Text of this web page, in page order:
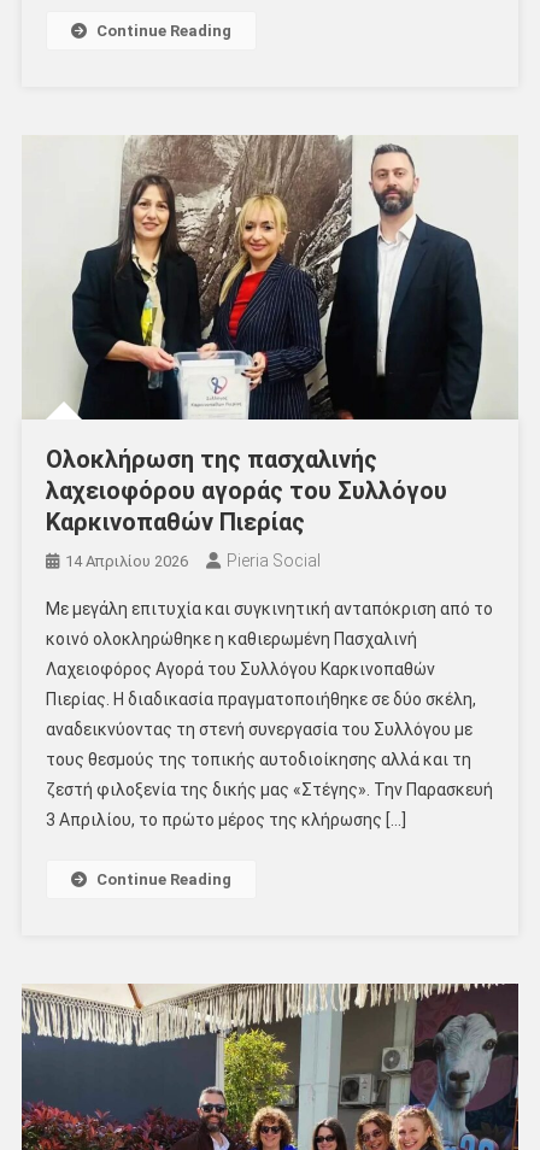
Continue Reading
Ολοκλήρωση της πασχαλινής
λαχειοφόρου αγοράς του Συλλόγου
Καρκινοπαθών Πιερίας
14 Απριλίου 2026 Pieria Social
Με μεγάλη επιτυχία και συγκινητική ανταπόκριση από το
κοινό ολοκληρώθηκε η καθιερωμένη Πασχαλινή
Λαχειοφόρος Αγορά του Συλλόγου Καρκινοπαθών
Πιερίας. Η διαδικασία πραγματοποιήθηκε σε δύο σκέλη,
αναδεικνύοντας τη στενή συνεργασία του Συλλόγου με
τους θεσμούς της τοπικής αυτοδιοίκησης αλλά και τη
ζεστή φιλοξενία της δικής μας «Στέγης». Την Παρασκευή
3 Απριλίου, το πρώτο μέρος της κλήρωσης […]
Continue Reading